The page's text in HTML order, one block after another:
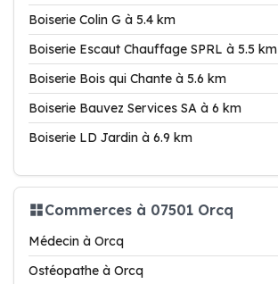
Boiserie Colin G à 5.4 km
Boiserie Escaut Chauffage SPRL à 5.5 km
Boiserie Bois qui Chante à 5.6 km
Boiserie Bauvez Services SA à 6 km
Boiserie LD Jardin à 6.9 km
Commerces à 07501 Orcq
Médecin à Orcq
Ostéopathe à Orcq